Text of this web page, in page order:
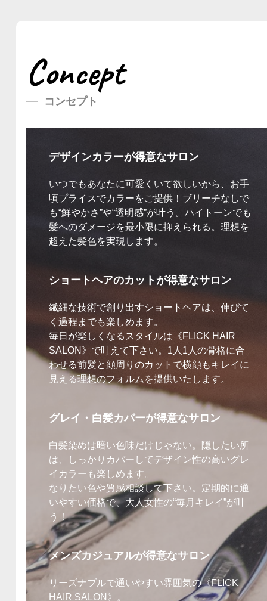
Concept
コンセプト
デザインカラーが得意なサロン
いつでもあなたに可愛くいて欲しいから、お手
頃プライスでカラーをご提供！ブリーチなしで
も“鮮やかさ”や“透明感”が叶う。ハイトーンでも
髪へのダメージを最小限に抑えられる。理想を
超えた髪色を実現します。
ショートヘアのカットが得意なサロン
繊細な技術で創り出すショートヘアは、伸びて
く過程までも楽しめます。
毎日が楽しくなるスタイルは《FLICK HAIR
SALON》で叶えて下さい。1人1人の骨格に合
わせる前髪と顔周りのカットで横顔もキレイに
見える理想のフォルムを提供いたします。
グレイ・白髪カバーが得意なサロン
白髪染めは暗い色味だけじゃない。隠したい所
は、しっかりカバーしてデザイン性の高いグレ
イカラーも楽しめます。
なりたい色や質感相談して下さい。定期的に通
いやすい価格で、大人女性の“毎月キレイ”が叶
う！
メンズカジュアルが得意なサロン
リーズナブルで通いやすい雰囲気の《FLICK
HAIR SALON》。